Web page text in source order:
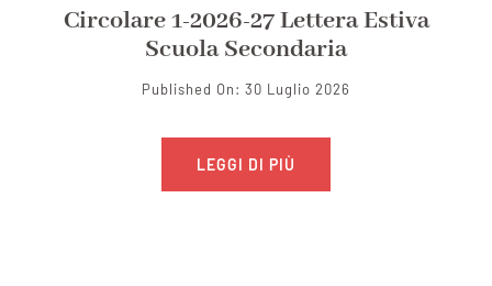
Circolare 1-2026-27 Lettera Estiva
Scuola Secondaria
Published On: 30 Luglio 2026
LEGGI DI PIÙ